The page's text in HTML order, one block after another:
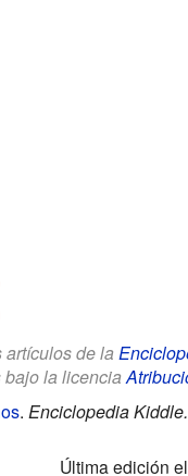
artículos de la
bajo la licencia
. Enciclopedia Kiddle.
Última edición